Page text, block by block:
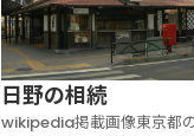
日野の相続
wikipedia掲載画像東京都